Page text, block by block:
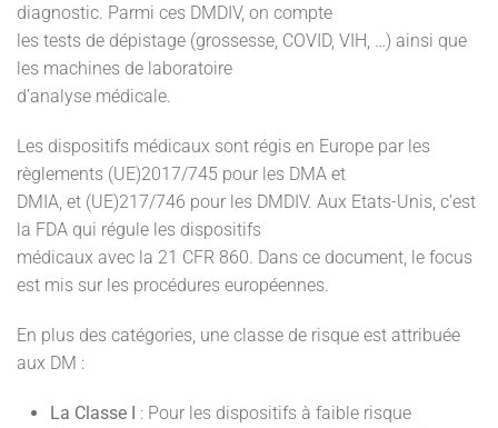
diagnostic. Parmi ces DMDIV, on compte
les tests de dépistage (grossesse, COVID, VIH, …) ainsi que
les machines de laboratoire
d’analyse médicale.
Les dispositifs médicaux sont régis en Europe par les
règlements (UE)2017/745 pour les DMA et
DMIA, et (UE)217/746 pour les DMDIV. Aux Etats-Unis, c’est
la FDA qui régule les dispositifs
médicaux avec la 21 CFR 860. Dans ce document, le focus
est mis sur les procédures européennes.
En plus des catégories, une classe de risque est attribuée
aux DM :
La Classe I : Pour les dispositifs à faible risque